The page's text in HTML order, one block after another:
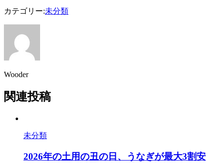
カテゴリー:未分類
Wooder
関連投稿
未分類
2026年の土用の丑の日、うなぎが最大3割安